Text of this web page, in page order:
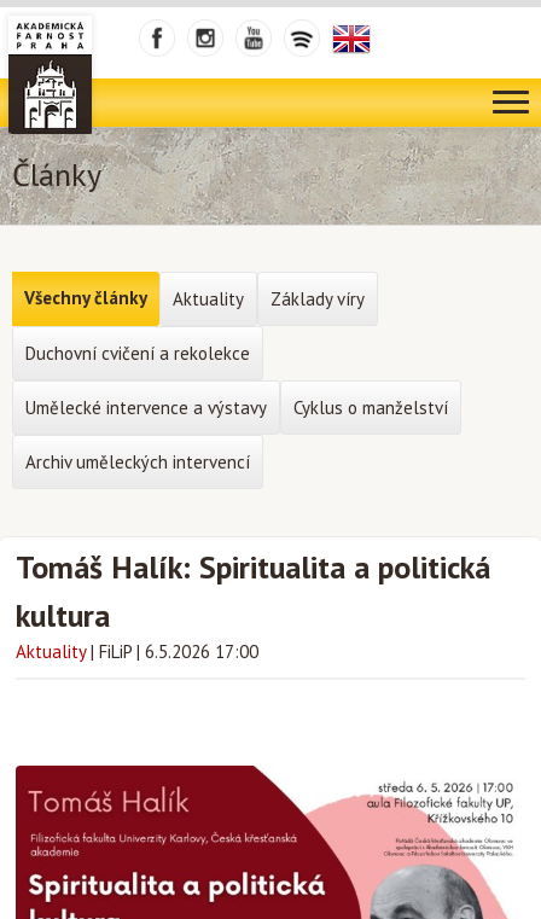
Články
Tomáš Halík: Spiritualita a politická
kultura
Aktuality | FiLiP | 6.5.2026 17:00
Všechny články Aktuality Základy víry
Duchovní cvičení a rekolekce
Umělecké intervence a výstavy Cyklus o manželství
Archiv uměleckých intervencí